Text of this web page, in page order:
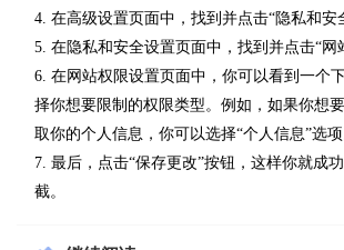
4. 在高级设置页面中，找到并点击“隐私和安
5. 在隐私和安全设置页面中，找到并点击“网
6. 在网站权限设置页面中，你可以看到一个
择你想要限制的权限类型。例如，如果你想
取你的个人信息，你可以选择“个人信息”选项
7. 最后，点击“保存更改”按钮，这样你就成
截。